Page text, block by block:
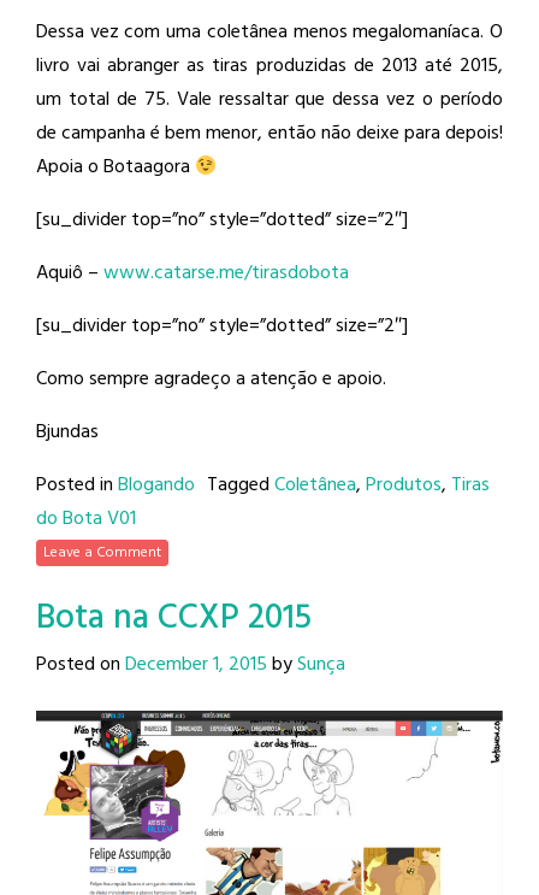
Dessa vez com uma coletânea menos megalomaníaca. O
livro vai abranger as tiras produzidas de 2013 até 2015,
um total de 75. Vale ressaltar que dessa vez o período
de campanha é bem menor, então não deixe para depois!
Apoia o Botaagora
[su_divider top=”no” style=”dotted” size=”2″]
Aquiô –www.catarse.me/tirasdobota
[su_divider top=”no” style=”dotted” size=”2″]
Como sempre agradeço a atenção e apoio.
Bjundas
Posted inBlogando TaggedColetânea,Produtos, Tiras
do Bota V01
Leave a Comment
Bota na CCXP 2015
Posted onDecember 1, 2015bySunça